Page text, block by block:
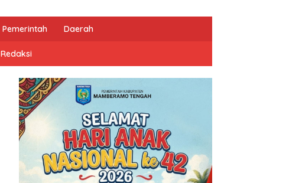
Pemerintah Daerah
Redaksi